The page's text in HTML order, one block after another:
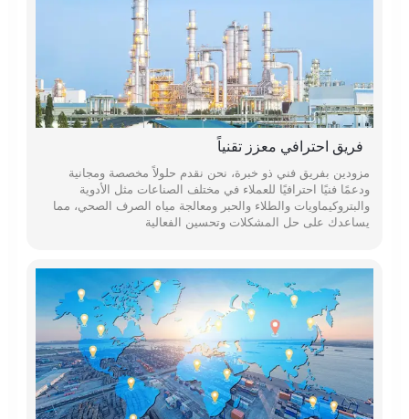
فريق احترافي معزز تقنياً
مزودين بفريق فني ذو خبرة، نحن نقدم حلولاً مخصصة ومجانية
ودعمًا فنيًا احترافيًا للعملاء في مختلف الصناعات مثل الأدوية
والبتروكيماويات والطلاء والحبر ومعالجة مياه الصرف الصحي، مما
يساعدك على حل المشكلات وتحسين الفعالية